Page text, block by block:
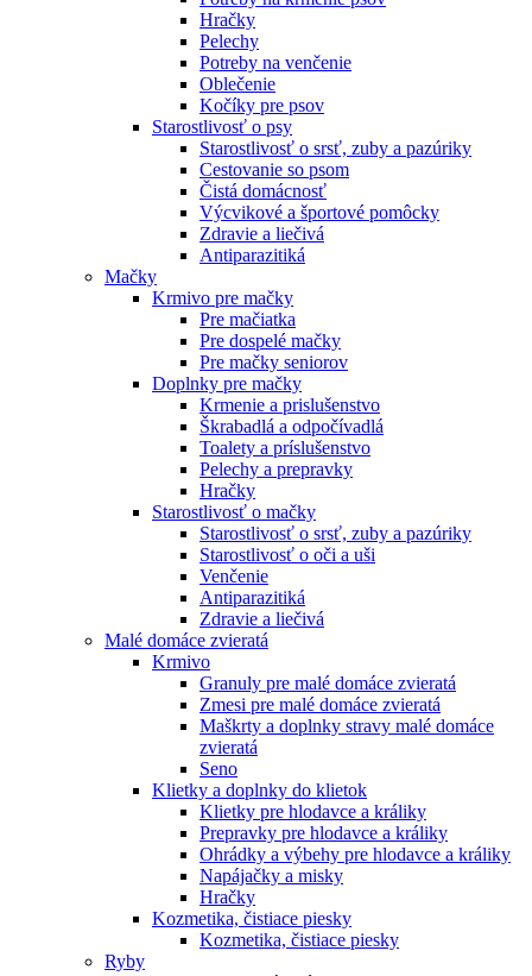
Hračky
Pelechy
Potreby na venčenie
Oblečenie
Kočíky pre psov
Starostlivosť o psy
Starostlivosť o srsť, zuby a pazúriky
Cestovanie so psom
Čistá domácnosť
Výcvikové a športové pomôcky
Zdravie a liečivá
Antiparazitiká
Mačky
Krmivo pre mačky
Pre mačiatka
Pre dospelé mačky
Pre mačky seniorov
Doplnky pre mačky
Krmenie a prislušenstvo
Škrabadlá a odpočívadlá
Toalety а príslušenstvo
Pelechy a prepravky
Hračky
Starostlivosť o mačky
Starostlivosť o srsť, zuby a pazúriky
Starostlivosť o oči a uši
Venčenie
Antiparazitiká
Zdravie a liečivá
Malé domáce zvieratá
Krmivo
Granuly pre malé domáce zvieratá
Zmesi pre malé domáce zvieratá
Maškrty a doplnky stravy malé domáce
zvieratá
Seno
Klietky a doplnky do klietok
Klietky pre hlodavce a králiky
Prepravky pre hlodavce a králiky
Ohrádky a výbehy pre hlodavce a králiky
Napájačky a misky
Hračky
Kozmetika, čistiace piesky
Kozmetika, čistiace piesky
Ryby